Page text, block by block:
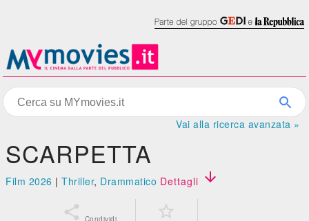
Vai alla ricerca avanzata »
SCARPETTA
Film 2026 |Thriller, Drammatico Dettagli 
 Condividi 